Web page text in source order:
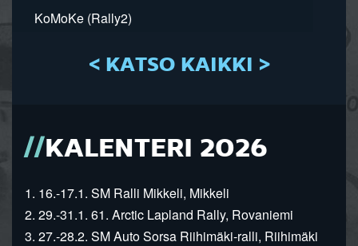
KoMoKe (Rally2)
< KATSO KAIKKI >
KALENTERI 2026
1. 16.-17.1. SM Ralli Mikkeli, Mikkeli
2. 29.-31.1. 61. Arctic Lapland Rally, Rovaniemi
3. 27.-28.2. SM Auto Sorsa Riihimäki-ralli, Riihimäki